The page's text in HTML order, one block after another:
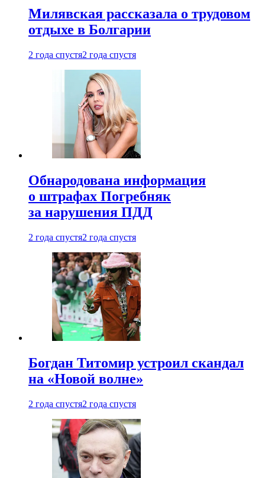
Милявская рассказала о трудовом
отдыхе в Болгарии
2 года спустя2 года спустя
Обнародована информация
о штрафах Погребняк
за нарушения ПДД
2 года спустя2 года спустя
Богдан Титомир устроил скандал
на «Новой волне»
2 года спустя2 года спустя